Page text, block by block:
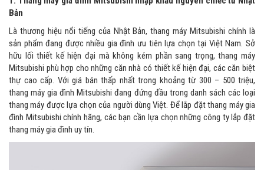
Bản
Là thương hiệu nổi tiếng của Nhật Bản, thang máy Mitsubishi chính là
sản phẩm đang được nhiều gia đình ưu tiên lựa chọn tại Việt Nam. Sở
hữu lối thiết kế hiện đại mà không kém phần sang trọng, thang máy
Mitsubishi phù hợp cho những căn nhà có thiết kế hiện đại, các căn biệt
thự cao cấp. Với giá bán thấp nhất trong khoảng từ 300 – 500 triệu,
thang máy gia đình Mitsubishi đang đứng đầu trong danh sách các loại
thang máy được lựa chọn của người dùng Việt. Để lắp đặt thang máy gia
đình Mitsubishi chính hãng, các bạn cần lựa chọn những công ty lắp đặt
thang máy gia đình uy tín.